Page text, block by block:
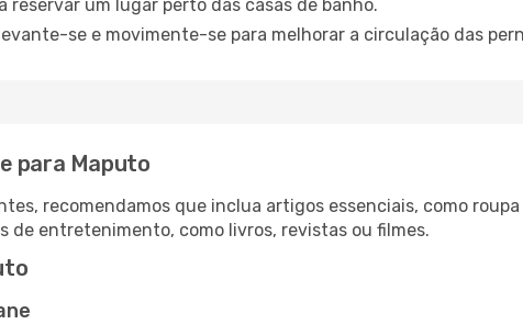
reservar um lugar perto das casas de banho.
se e movimente-se para melhorar a circulação das
para Maputo
recomendamos que inclua artigos essenciais, como
de entretenimento, como livros, revistas ou filmes.